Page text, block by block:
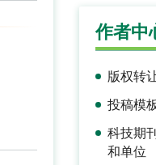
作者中
版权转
投稿模
科技期
和单位